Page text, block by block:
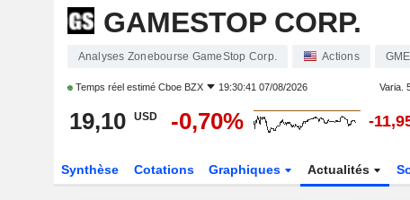
GAMESTOP CORP.
Analyses Zonebourse GameStop Corp. Actions GME
Temps réel estimé Cboe BZX 19:30:41 07/08/2026 Varia.
19,10 USD -0,70% -
Synthèse Cotations Graphiques Actualités